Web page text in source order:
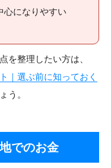
心になりやすい
を整理したい方は、
｜選ぶ前に知っておく
う。
でのお金